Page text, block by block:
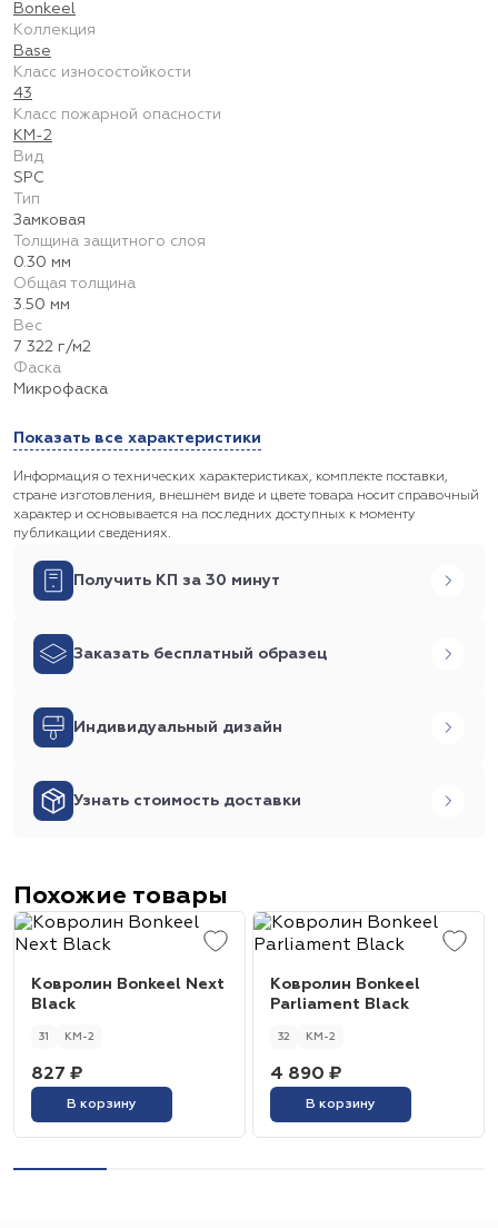
Bonkeel
Коллекция
Base
Класс износостойкости
43
Класс пожарной опасности
КМ-2
Вид
SPC
Тип
Замковая
Толщина защитного слоя
0.30 мм
Общая толщина
3.50 мм
Вес
7 322 г/м2
Фаска
Микрофаска
Показать все характеристики
Информация о технических характеристиках, комплекте поставки,
стране изготовления, внешнем виде и цвете товара носит справочный
характер и основывается на последних доступных к моменту
публикации сведениях.
Получить КП за 30 минут
Заказать бесплатный образец
Индивидуальный дизайн
Узнать стоимость доставки
Похожие товары
Ковролин Bonkeel Next
Black
31 КМ-2
827 ₽
В корзину
Ковролин Bonkeel
Parliament Black
32 КМ-2
4 890 ₽
В корзину